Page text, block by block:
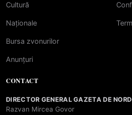
Cultură
Naționale
Bursa zvonurilor
Anunțuri
CONTACT
DIRECTOR GENERAL GAZETA DE
Razvan Mircea Govor